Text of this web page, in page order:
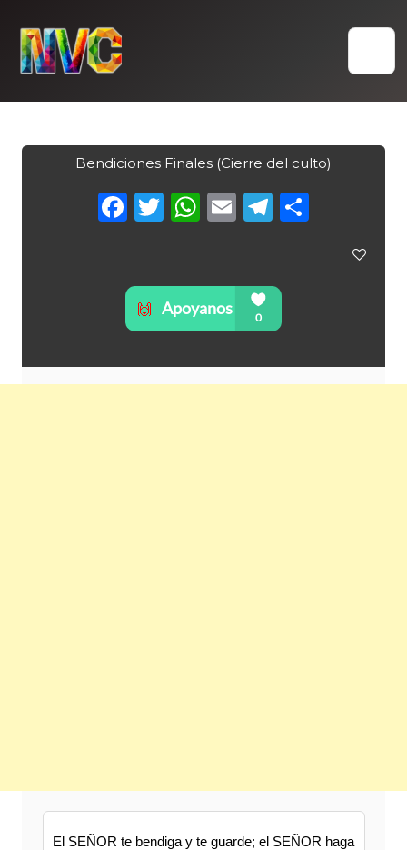
content
Bendiciones Finales (Cierre del culto)
Facebook
Twitter
WhatsApp
Email
El SEÑOR te bendiga y te guarde; el SEÑOR haga